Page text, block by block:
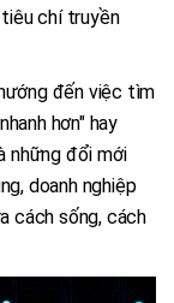
chí truyền
đến việc tìm
hơn" hay
những đổi mới
doanh nghiệp
cách sống, cách